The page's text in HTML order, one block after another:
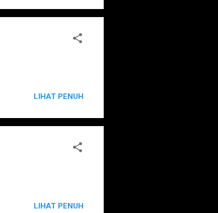
LIHAT PENUH
LIHAT PENUH